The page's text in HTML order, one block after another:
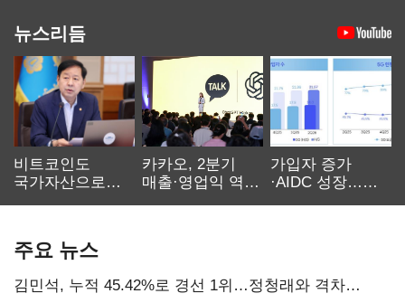
뉴스리듬
비트코인도
국가자산으로…'
카카오, 2분기
매출·영업익 역대
가입자 증가
·AIDC 성장…
주요 뉴스
김민석, 누적 45.42%로 경선 1위…정청래와 격차